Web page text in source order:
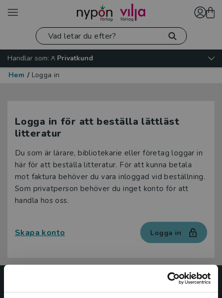
Handlar som:
Privatkund
Hem / Logga in
Logga in för att beställa lättläst
litteratur
Du som är lärare, bibliotekarie eller företag loggar in
här för att beställa litteratur. För att kunna betala
mot faktura behöver du vara inloggad vid beställning.
Som privatperson behöver du inget konto för att
handla hos oss.
Skapa konto Logga in
Nypon och Vilja